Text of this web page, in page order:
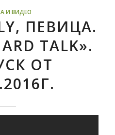
И ВИДЕО
ПЕВИЦА.
TALK».
ОТ